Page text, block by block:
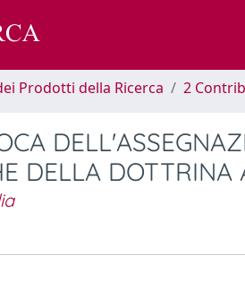
Prodotti della Ricerca 2
DELLA